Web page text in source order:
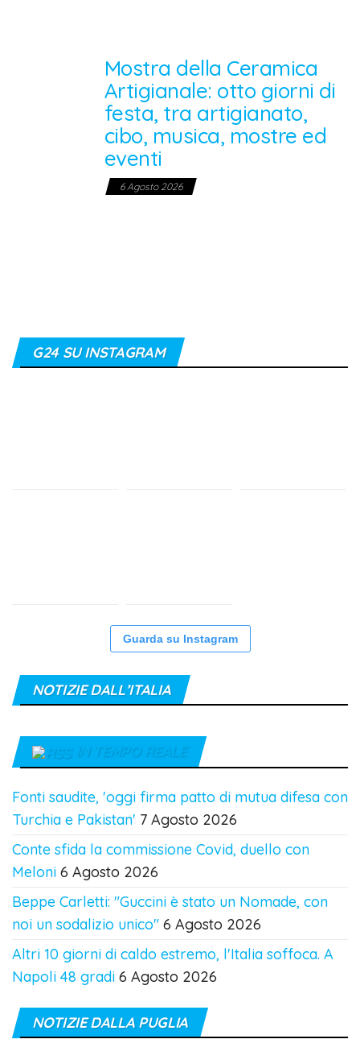
Mostra della Ceramica
Artigianale: otto giorni di
festa, tra artigianato,
cibo, musica, mostre ed
eventi
6 Agosto 2026
G24 SU INSTAGRAM
Guarda su Instagram
NOTIZIE DALL’ITALIA
IN TEMPO REALE
Fonti saudite, 'oggi firma patto di mutua difesa con
Turchia e Pakistan' 7 Agosto 2026
Conte sfida la commissione Covid, duello con
Meloni 6 Agosto 2026
Beppe Carletti: "Guccini è stato un Nomade, con
noi un sodalizio unico" 6 Agosto 2026
Altri 10 giorni di caldo estremo, l'Italia soffoca. A
Napoli 48 gradi 6 Agosto 2026
NOTIZIE DALLA PUGLIA